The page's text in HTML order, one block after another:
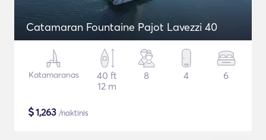
Catamaran Fountaine Pajot Lavezzi 40
Katamaranas
40 ft
12 m
8 4 6
$1,263 /naktinis